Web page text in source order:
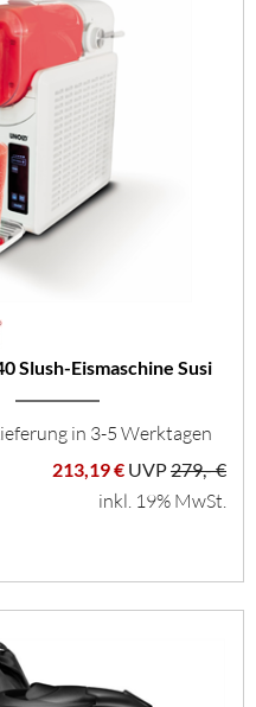
Slush-Eismaschine Susi
in 3-5 Werktagen
213,19 € UVP279,- €
inkl. 19% MwSt.